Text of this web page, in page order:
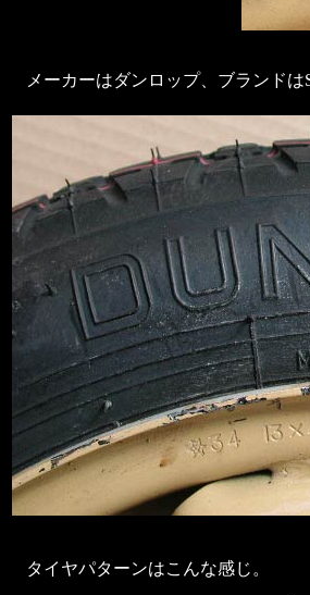
メーカーはダンロップ、ブランドは
タイヤパターンはこんな感じ。